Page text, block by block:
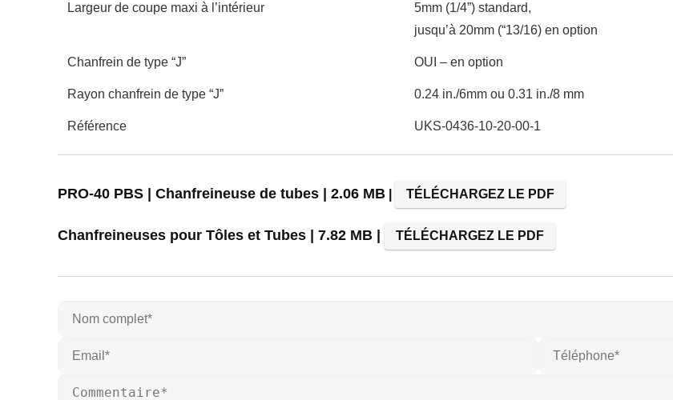
Largeur de coupe maxi à l’intérieur
5mm (1/4”) standard,
jusqu’à 20mm (“13/16) en option
Chanfrein de type “J” OUI – en option
Rayon chanfrein de type “J” 0.24 in./6mm ou 0.31 in./8 mm
Référence UKS-0436-10-20-00-1
PRO-40 PBS | Chanfreineuse de tubes | 2.06 MB TÉLÉCHARGEZ LE PDF
Chanfreineuses pour Tôles et Tubes | 7.82 MB | TÉLÉCHARGEZ LE PDF